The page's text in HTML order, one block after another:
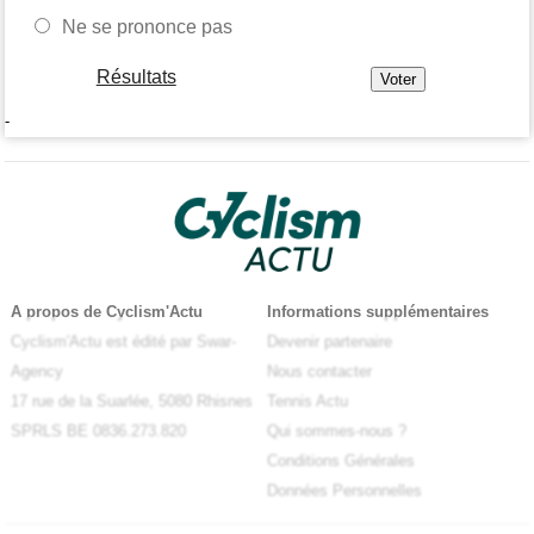
Ne se prononce pas
Résultats
-
A propos de Cyclism'Actu
Cyclism'Actu est édité par Swar-
Agency
17 rue de la Suarlée, 5080 Rhisnes
SPRLS BE 0836.273.820
Informations supplémentaires
Devenir partenaire
Nous contacter
Tennis Actu
Qui sommes-nous ?
Conditions Générales
Données Personnelles